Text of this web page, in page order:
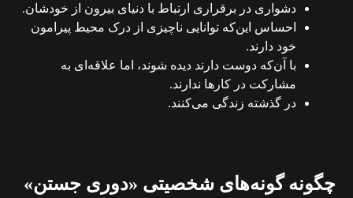
دشواری در برقراری ارتباط با دنیای بیرون از خودشان.
احساس این‌که توانایی ناچیزی از درک محیط پیرامون
خود دارند.
با آن‌که دوست دارند دیده شوند، اما علاقه‌ای به
مشارکت در کارها ندارند.
در گذشته زندگی می‌کنند.
چگونه گونه‌های شخصیتی «دوری جستن»